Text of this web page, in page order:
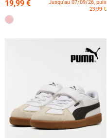
19,99 €
Jusqu'au 07/09/26, puis
29,99 €